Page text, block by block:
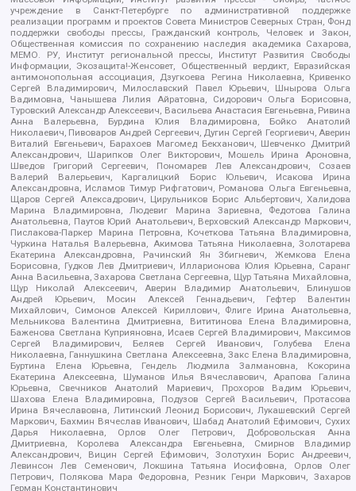
учреждение в Санкт-Петербурге по административной поддержке
реализации программ и проектов Совета Министров Северных Стран, Фонд
поддержки свободы прессы, Гражданский контроль, Человек и Закон,
Общественная комиссия по сохранению наследия академика Сахарова,
МЕМО. РУ, Институт региональной прессы, Институт Развития Свободы
Информации, Экозащита!-Женсовет, Общественный вердикт, Евразийская
антимонопольная ассоциация, Дзугкоева Регина Николаевна, Кривенко
Сергей Владимирович, Милославский Павел Юрьевич, Шнырова Ольга
Вадимовна, Чанышева Лилия Айратовна, Сидорович Ольга Борисовна,
Туровский Александр Алексеевич, Васильева Анастасия Евгеньевна, Ривина
Анна Валерьевна, Бурдина Юлия Владимировна, Бойко Анатолий
Николаевич, Пивоваров Андрей Сергеевич, Дугин Сергей Георгиевич, Аверин
Виталий Евгеньевич, Барахоев Магомед Бекханович, Шевченко Дмитрий
Александрович, Шарипков Олег Викторович, Мошель Ирина Ароновна,
Шведов Григорий Сергеевич, Пономарев Лев Александрович, Созаев
Валерий Валерьевич, Каргалицкий Борис Юльевич, Исакова Ирина
Александровна, Исламов Тимур Рифгатович, Романова Ольга Евгеньевна,
Щаров Сергей Алексадрович, Цирульников Борис Альбертович, Халидова
Марина Владимировна, Людевиг Марина Зариевна, Федотова Галина
Анатольевна, Паутов Юрий Анатольевич, Верховский Александр Маркович,
Пислакова-Паркер Марина Петровна, Кочеткова Татьяна Владимировна,
Чуркина Наталья Валерьевна, Акимова Татьяна Николаевна, Золотарева
Екатерина Александровна, Рачинский Ян Збигневич, Жемкова Елена
Борисовна, Гудков Лев Дмитриевич, Илларионова Юлия Юрьевна, Саранг
Анна Васильевна, Захарова Светлана Сергеевна, Щур Татьяна Михайловна,
Щур Николай Алексеевич, Аверин Владимир Анатольевич, Блинушов
Андрей Юрьевич, Мосин Алексей Геннадьевич, Гефтер Валентин
Михайлович, Симонов Алексей Кириллович, Флиге Ирина Анатольевна,
Мельникова Валентина Дмитриевна, Вититинова Елена Владимировна,
Баженова Светлана Куприяновна, Исаев Сергей Владимирович, Максимов
Сергей Владимирович, Беляев Сергей Иванович, Голубева Елена
Николаевна, Ганнушкина Светлана Алексеевна, Закс Елена Владимировна,
Буртина Елена Юрьевна, Гендель Людмила Залмановна, Кокорина
Екатерина Алексеевна, Шуманов Илья Вячеславович, Арапова Галина
Юрьевна, Свечников Анатолий Мариевич, Прохоров Вадим Юрьевич,
Шахова Елена Владимировна, Подузов Сергей Васильевич, Протасова
Ирина Вячеславовна, Литинский Леонид Борисович, Лукашевский Сергей
Маркович, Бахмин Вячеслав Иванович, Шабад Анатолий Ефимович, Сухих
Дарья Николаевна, Орлов Олег Петрович, Добровольская Анна
Дмитриевна, Королева Александра Евгеньевна, Смирнов Владимир
Александрович, Вицин Сергей Ефимович, Золотухин Борис Андреевич,
Левинсон Лев Семенович, Локшина Татьяна Иосифовна, Орлов Олег
Петрович, Полякова Мара Федоровна, Резник Генри Маркович, Захаров
Герман Константинович